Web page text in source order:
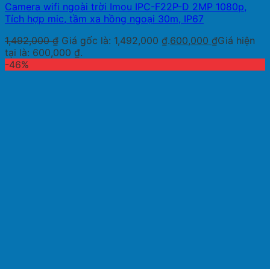
Camera wifi ngoài trời Imou IPC-F22P-D 2MP 1080p,
Tích hợp mic, tầm xa hồng ngoại 30m, IP67
1,492,000₫ Giá gốc là: 1,492,000 ₫.600,000 ₫Giá hiện
tại là: 600,000 ₫.
-46%